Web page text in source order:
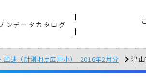
ンデータカタログ
風速（計測地点広戸小）_2016年2月分 津